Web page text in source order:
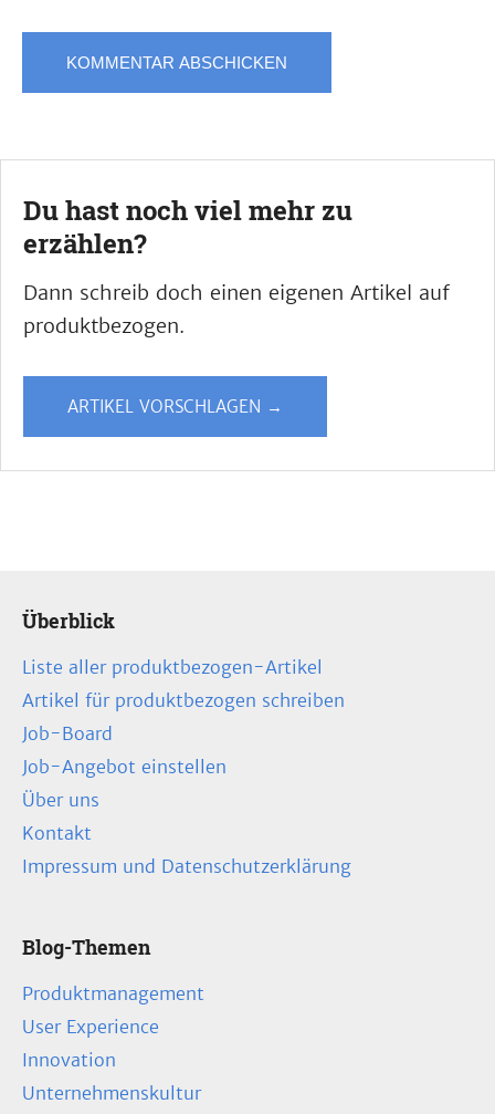
Du hast noch viel mehr zu
erzählen?
Dann schreib doch einen eigenen Artikel auf
produktbezogen.
ARTIKEL VORSCHLAGEN →
Überblick
Liste aller produktbezogen-Artikel
Artikel für produktbezogen schreiben
Job-Board
Job-Angebot einstellen
Über uns
Kontakt
Impressum und Datenschutzerklärung
Blog-Themen
Produktmanagement
User Experience
Innovation
Unternehmenskultur